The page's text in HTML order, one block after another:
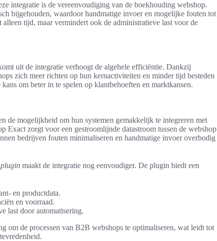
integratie is de vereenvoudiging van de boekhouding webshop.
bijgehouden, waardoor handmatige invoer en mogelijke fouten tot
alleen tijd, maar vermindert ook de administratieve last voor de
uit de integratie verhoogt de algehele efficiëntie. Dankzij
zich meer richten op hun kernactiviteiten en minder tijd besteden
om beter in te spelen op klantbehoeften en marktkansen.
de mogelijkheid om hun systemen gemakkelijk te integreren met
Exact zorgt voor een gestroomlijnde datastroom tussen de webshop
bedrijven fouten minimaliseren en handmatige invoer overbodig
maakt de integratie nog eenvoudiger. De plugin biedt een
en productdata.
en voorraad.
last door automatisering.
om de processen van B2B webshops te optimaliseren, wat leidt tot